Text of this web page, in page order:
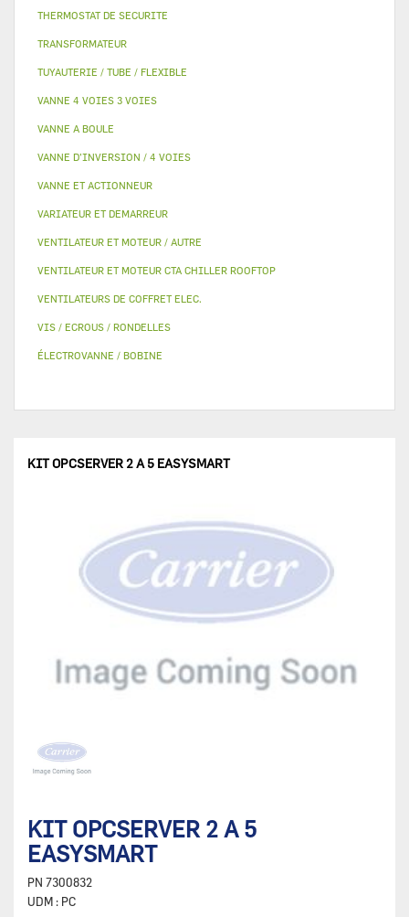
THERMOSTAT DE SECURITE
TRANSFORMATEUR
TUYAUTERIE / TUBE / FLEXIBLE
VANNE 4 VOIES 3 VOIES
VANNE A BOULE
VANNE D’INVERSION / 4 VOIES
VANNE ET ACTIONNEUR
VARIATEUR ET DEMARREUR
VENTILATEUR ET MOTEUR / AUTRE
VENTILATEUR ET MOTEUR CTA CHILLER ROOFTOP
VENTILATEURS DE COFFRET ELEC.
VIS / ECROUS / RONDELLES
ÉLECTROVANNE / BOBINE
KIT OPCSERVER 2 A 5 EASYSMART
KIT OPCSERVER 2 A 5
EASYSMART
PN 7300832
UDM : PC